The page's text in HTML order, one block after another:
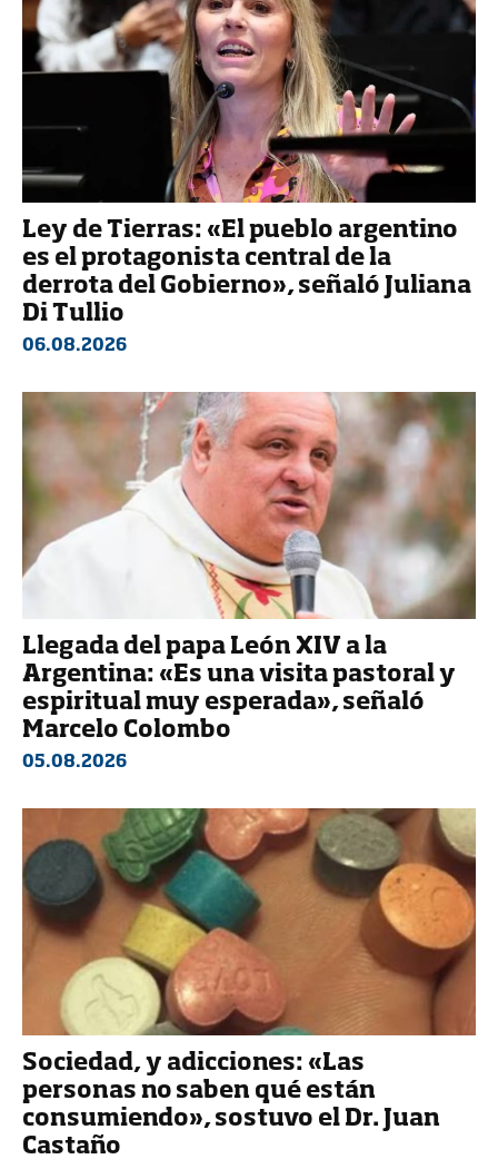
Ley de Tierras: «El pueblo argentino
es el protagonista central de la
derrota del Gobierno», señaló Juliana
Di Tullio
06.08.2026
Llegada del papa León XIV a la
Argentina: «Es una visita pastoral y
espiritual muy esperada», señaló
Marcelo Colombo
05.08.2026
Sociedad, y adicciones: «Las
personas no saben qué están
consumiendo», sostuvo el Dr. Juan
Castaño